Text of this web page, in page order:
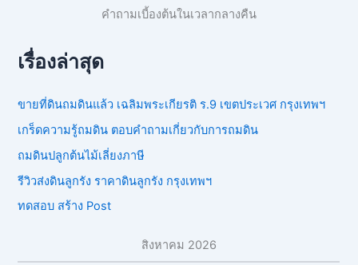
คำถามเบี้องต้นในเวลากลางคืน
เรื่องล่าสุด
ขายที่ดินถมดินแล้ว เฉลิมพระเกียรติ ร.9 เขตประเวศ กรุงเทพฯ
เกร็ดความรู้ถมดิน ตอบคำถามเกี่ยวกับการถมดิน
ถมดินปลูกต้นไม้เลี่ยงภาษี
รีวิวส่งดินลูกรัง ราคาดินลูกรัง กรุงเทพฯ
ทดสอบ สร้าง Post
สิงหาคม 2026